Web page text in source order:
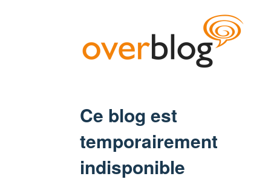
Ce blog est
temporairement
indisponible